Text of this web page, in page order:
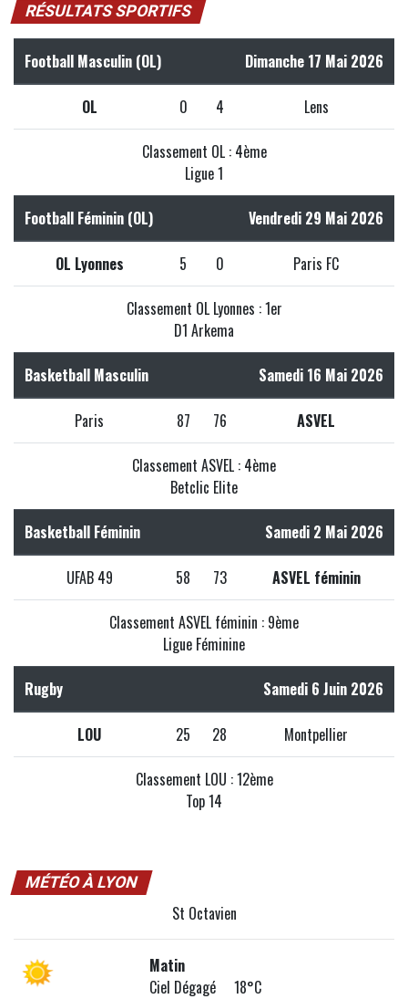
RÉSULTATS SPORTIFS
Football Masculin (OL) Dimanche 17 Mai 2026
OL 0 4 Lens
Classement OL : 4ème
Ligue 1
Football Féminin (OL) Vendredi 29 Mai 2026
OL Lyonnes 5 0 Paris FC
Classement OL Lyonnes : 1er
D1 Arkema
Basketball Masculin Samedi 16 Mai 2026
Paris 87 76 ASVEL
Classement ASVEL : 4ème
Betclic Elite
Basketball Féminin Samedi 2 Mai 2026
UFAB 49 58 73 ASVEL féminin
Classement ASVEL féminin : 9ème
Ligue Féminine
Rugby Samedi 6 Juin 2026
LOU 25 28 Montpellier
Classement LOU : 12ème
Top 14
MÉTÉO À LYON
St Octavien
Matin
Ciel Dégagé 18°C